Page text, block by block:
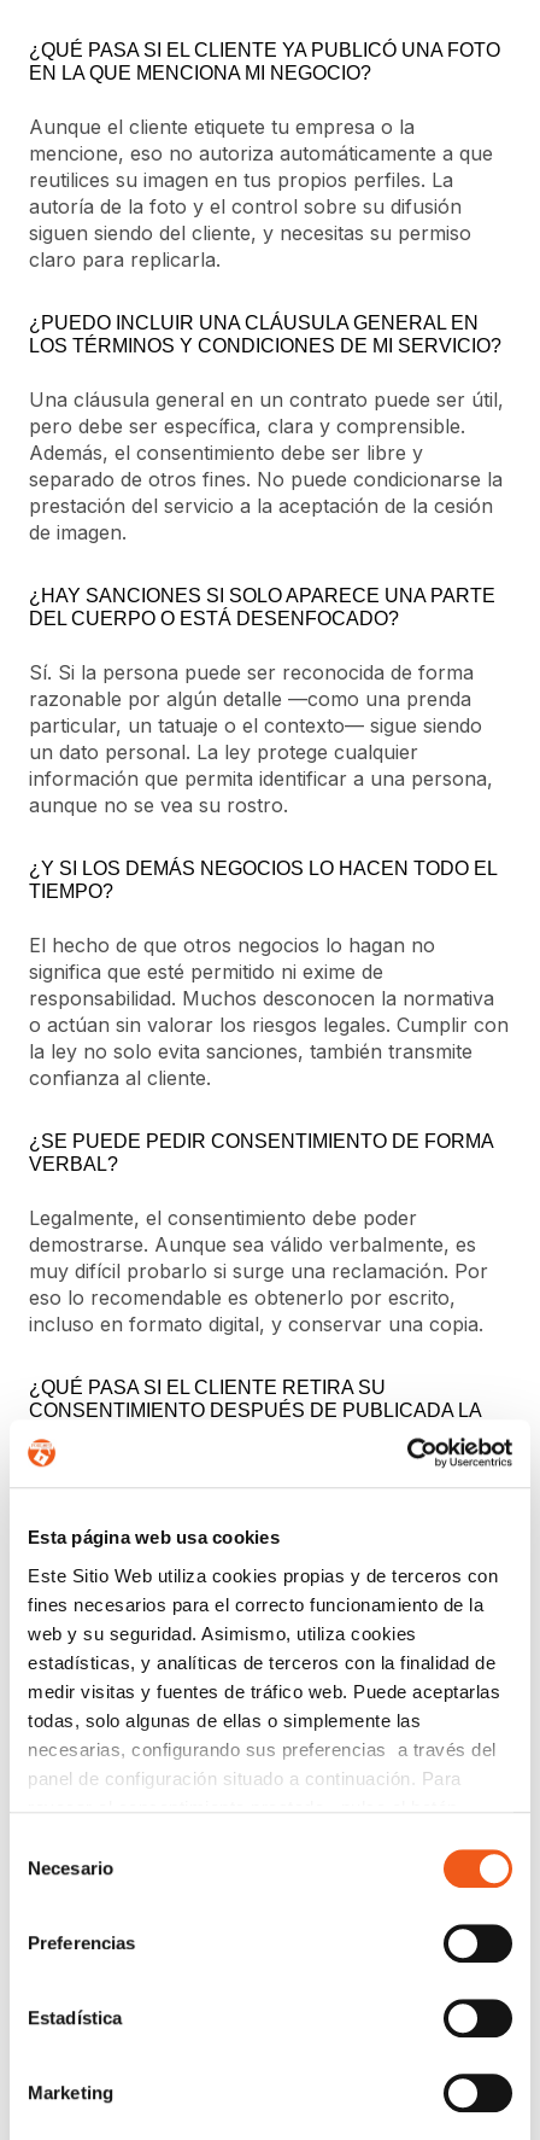
Esta página web usa cookies
Este Sitio Web utiliza cookies propias y de terceros con
fines necesarios para el correcto funcionamiento de la
web y su seguridad. Asimismo, utiliza cookies
estadísticas, y analíticas de terceros con la finalidad de
medir visitas y fuentes de tráfico web. Puede aceptarlas
todas, solo algunas de ellas o simplemente las
necesarias, configurando sus preferencias a través del
panel de configuración situado a continuación. Para
consultar nuestra política de cookies
política de cookies
Necesario
Preferencias
Estadística
Marketing
¿QUÉ PASA SI EL CLIENTE YA PUBLICÓ UNA FOTO
EN LA QUE MENCIONA MI NEGOCIO?
Aunque el cliente etiquete tu empresa o la
mencione, eso no autoriza automáticamente a que
reutilices su imagen en tus propios perfiles. La
autoría de la foto y el control sobre su difusión
siguen siendo del cliente, y necesitas su permiso
claro para replicarla.
¿PUEDO INCLUIR UNA CLÁUSULA GENERAL EN
LOS TÉRMINOS Y CONDICIONES DE MI SERVICIO?
Una cláusula general en un contrato puede ser útil,
pero debe ser específica, clara y comprensible.
Además, el consentimiento debe ser libre y
separado de otros fines. No puede condicionarse la
prestación del servicio a la aceptación de la cesión
de imagen.
¿HAY SANCIONES SI SOLO APARECE UNA PARTE
DEL CUERPO O ESTÁ DESENFOCADO?
Sí. Si la persona puede ser reconocida de forma
razonable por algún detalle —como una prenda
particular, un tatuaje o el contexto— sigue siendo
un dato personal. La ley protege cualquier
información que permita identificar a una persona,
aunque no se vea su rostro.
¿Y SI LOS DEMÁS NEGOCIOS LO HACEN TODO EL
TIEMPO?
El hecho de que otros negocios lo hagan no
significa que esté permitido ni exime de
responsabilidad. Muchos desconocen la normativa
o actúan sin valorar los riesgos legales. Cumplir con
la ley no solo evita sanciones, también transmite
confianza al cliente.
¿SE PUEDE PEDIR CONSENTIMIENTO DE FORMA
VERBAL?
Legalmente, el consentimiento debe poder
demostrarse. Aunque sea válido verbalmente, es
muy difícil probarlo si surge una reclamación. Por
eso lo recomendable es obtenerlo por escrito,
incluso en formato digital, y conservar una copia.
¿QUÉ PASA SI EL CLIENTE RETIRA SU
CONSENTIMIENTO DESPUÉS DE PUBLICADA LA
El cliente puede retirar su consentimiento en
eliminar el contenido lo antes posible. Sin embargo,
si la imagen ya fue difundida ampliamente, podría
haber implicaciones adicionales, por lo que es mejor
actuar con previsión.
En Forlopd tratamos con profesionales y pequeñas
y medianas empresas con tal de asesorarles a
adaptar sus procesos y evitar en sanciones
administrativas. Puedes solicitarnos más información
a través de nuestroformulario de contactoy